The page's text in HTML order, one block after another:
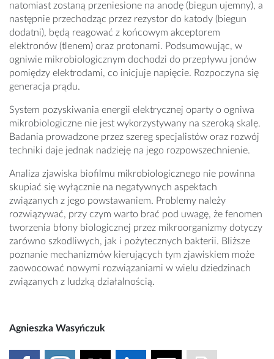
natomiast zostaną przeniesione na anodę (biegun ujemny), a
następnie przechodząc przez rezystor do katody (biegun
dodatni), będą reagować z końcowym akceptorem
elektronów (tlenem) oraz protonami. Podsumowując, w
ogniwie mikrobiologicznym dochodzi do przepływu jonów
pomiędzy elektrodami, co inicjuje napięcie. Rozpoczyna się
generacja prądu.
System pozyskiwania energii elektrycznej oparty o ogniwa
mikrobiologiczne nie jest wykorzystywany na szeroką skalę.
Badania prowadzone przez szereg specjalistów oraz rozwój
techniki daje jednak nadzieję na jego rozpowszechnienie.
Analiza zjawiska biofilmu mikrobiologicznego nie powinna
skupiać się wyłącznie na negatywnych aspektach
związanych z jego powstawaniem. Problemy należy
rozwiązywać, przy czym warto brać pod uwagę, że fenomen
tworzenia błony biologicznej przez mikroorganizmy dotyczy
zarówno szkodliwych, jak i pożytecznych bakterii. Bliższe
poznanie mechanizmów kierujących tym zjawiskiem może
zaowocować nowymi rozwiązaniami w wielu dziedzinach
związanych z ludzką działalnością.
Agnieszka Wasyńczuk